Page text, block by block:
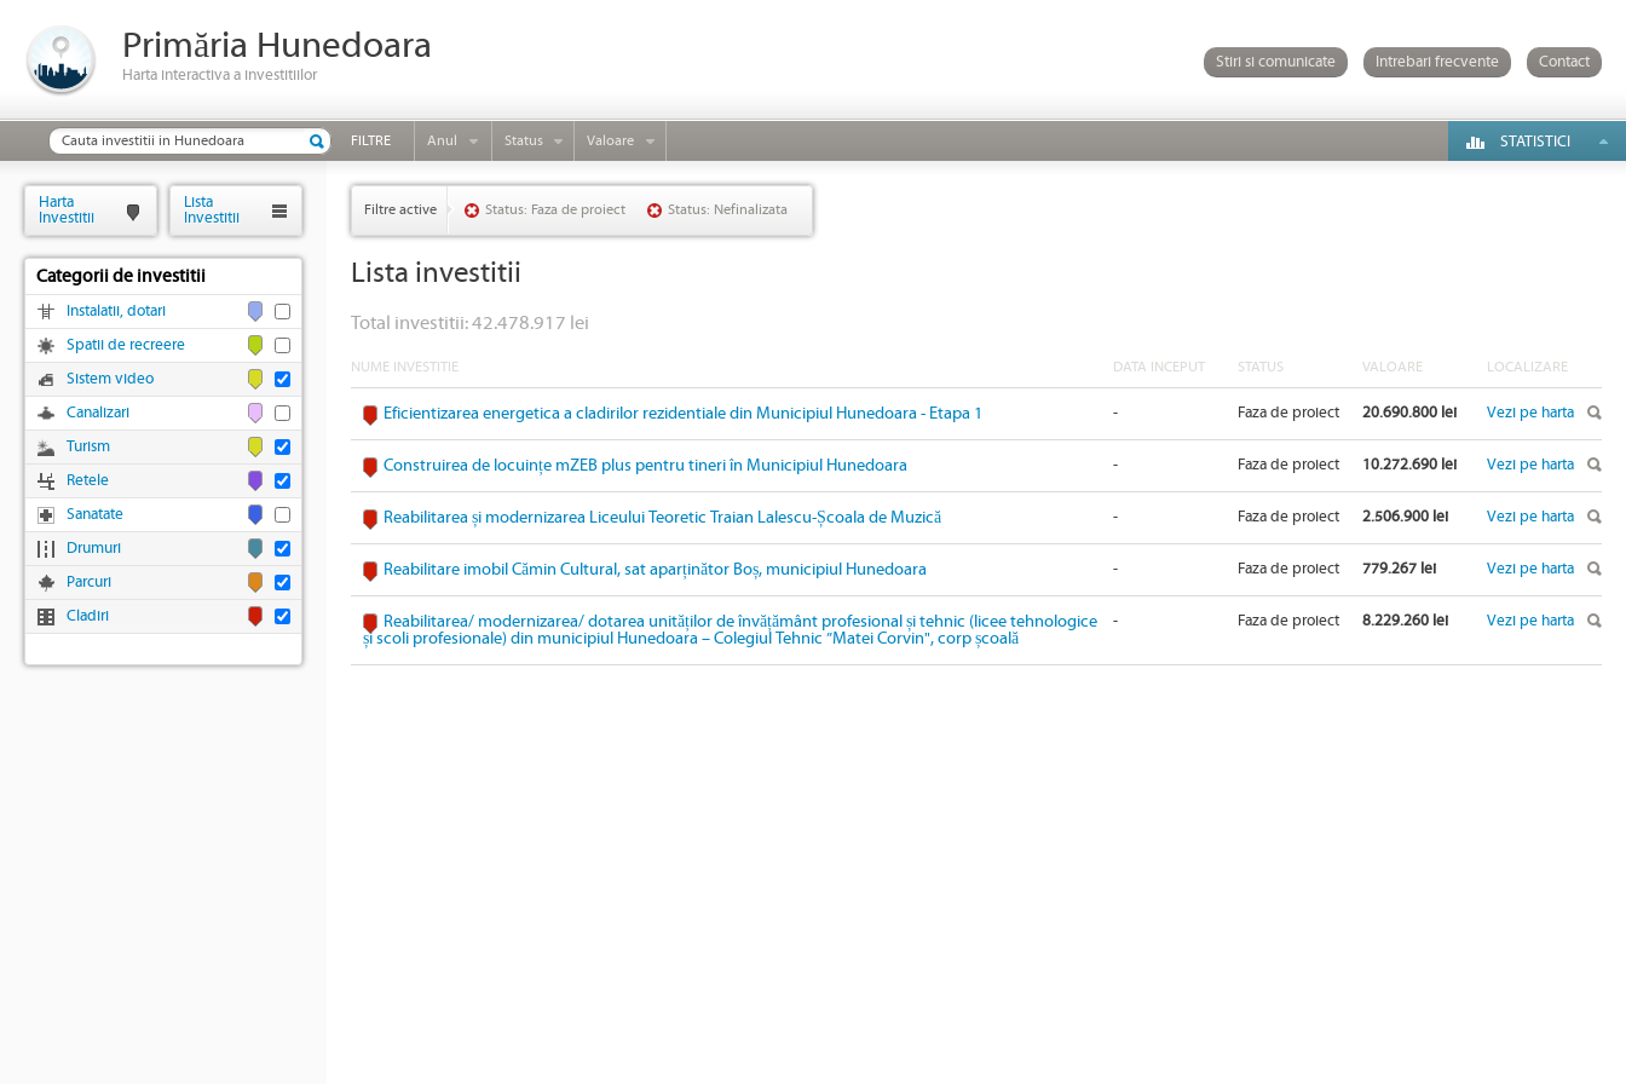
Primăria Hunedoara
Harta interactiva a investitiilor
Stiri si comunicate Intrebari frecvente Contact
FILTRE Anul Status Valoare STATISTICI
Filtre active Status: Faza de proiect Status: Nefinalizata
Lista investitii
Total investitii: 42.478.917 lei
NUME INVESTITIE DATA INCEPUT STATUS VALOARE LOCALIZARE
Eficientizarea energetica a cladirilor rezidentiale din Municipiul Hunedoara - Etapa 1 - Faza de proiect 20.690.800 lei Vezi pe harta
Construirea de locuințe mZEB plus pentru tineri în Municipiul Hunedoara - Faza de proiect 10.272.690 lei Vezi pe harta
Reabilitarea și modernizarea Liceului Teoretic Traian Lalescu-Școala de Muzică - Faza de proiect 2.506.900 lei Vezi pe harta
Reabilitare imobil Cămin Cultural, sat aparținător Boș, municipiul Hunedoara - Faza de proiect 779.267 lei Vezi pe harta
Reabilitarea/ modernizarea/ dotarea unităților de învățământ profesional și tehnic (licee tehnologice
și scoli profesionale) din municipiul Hunedoara – Colegiul Tehnic ”Matei Corvin", corp școală
- Faza de proiect 8.229.260 lei Vezi pe harta
Harta
Investitii
Lista
Investitii
Categorii de investitii
Instalatii, dotari
Spatii de recreere
Sistem video
Canalizari
Turism
Retele
Sanatate
Drumuri
Parcuri
Cladiri